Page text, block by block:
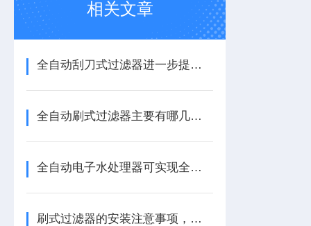
相关文章
全自动刮刀式过滤器进一步提高工作效率
全自动刷式过滤器主要有哪几部分组成的呢？
全自动电子水处理器可实现全自动排污
刷式过滤器的安装注意事项，您了解多少？